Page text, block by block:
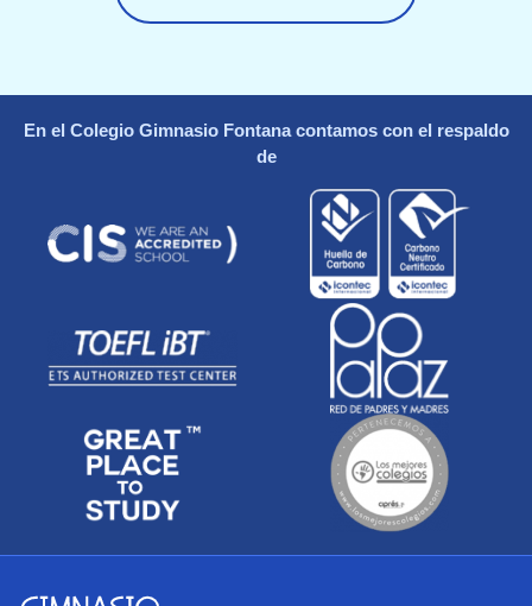
En el Colegio Gimnasio Fontana contamos con el respaldo
de